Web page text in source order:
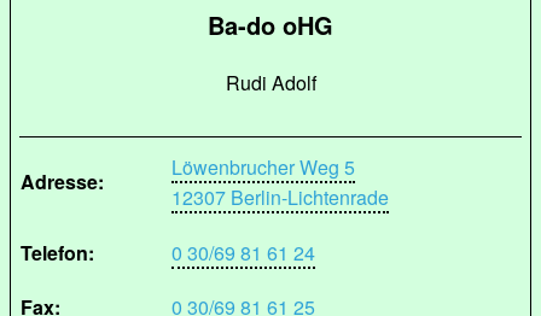
Ba-do oHG
Rudi Adolf
Adresse:
Löwenbrucher Weg 5
12307 Berlin-Lichtenrade
Telefon:
0 30/69 81 61 24
Fax:
0 30/69 81 61 25